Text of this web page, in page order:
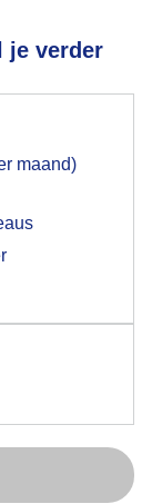
je verder
maand)
voor het
gegeven,
waarin